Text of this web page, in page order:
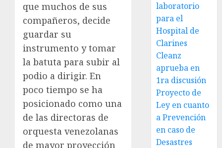
que muchos de sus
compañeros, decide
guardar su
instrumento y tomar
la batuta para subir al
podio a dirigir. En
poco tiempo se ha
posicionado como una
de las directoras de
orquesta venezolanas
de mayor proyección
laboratorio
para el
Hospital de
Clarines
Cleanz
aprueba en
1ra discusión
Proyecto de
Ley en cuanto
a Prevención
en caso de
Desastres